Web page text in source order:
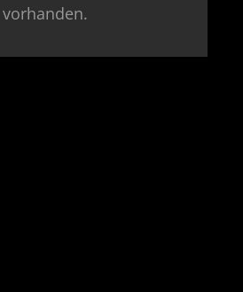
vorhanden.